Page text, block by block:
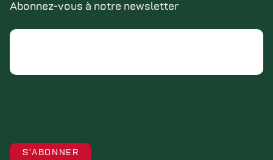
Abonnez-vous à notre newsletter
Email